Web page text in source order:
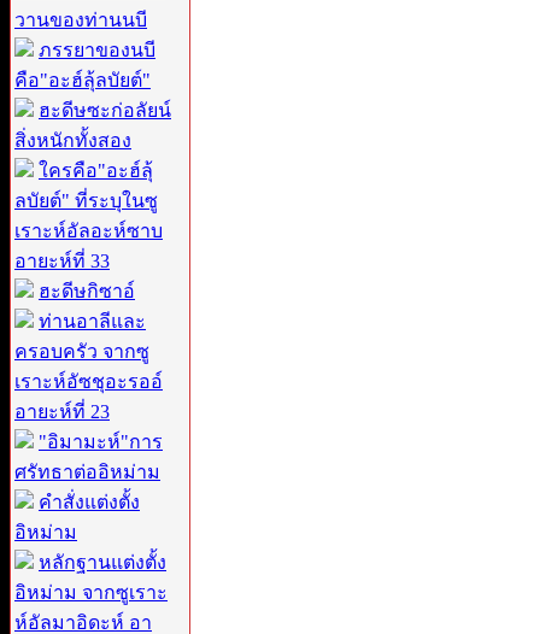
วานของท่านนบี
ภรรยาของนบี
คือ"อะฮ์ลุ้ลบัยต์"
ฮะดีษซะก่อลัยน์
สิ่งหนักทั้งสอง
ใครคือ"อะฮ์ลุ้
ลบัยต์" ที่ระบุในซู
เราะห์อัลอะห์ซาบ
อายะห์ที่ 33
ฮะดีษกิซาอ์
ท่านอาลีและ
ครอบครัว จากซู
เราะห์อัซชุอะรออ์
อายะห์ที่ 23
"อิมามะห์"การ
ศรัทธาต่ออิหม่าม
คำสั่งแต่งตั้ง
อิหม่าม
หลักฐานแต่งตั้ง
อิหม่าม จากซูเราะ
ห์อัลมาอิดะห์ อา